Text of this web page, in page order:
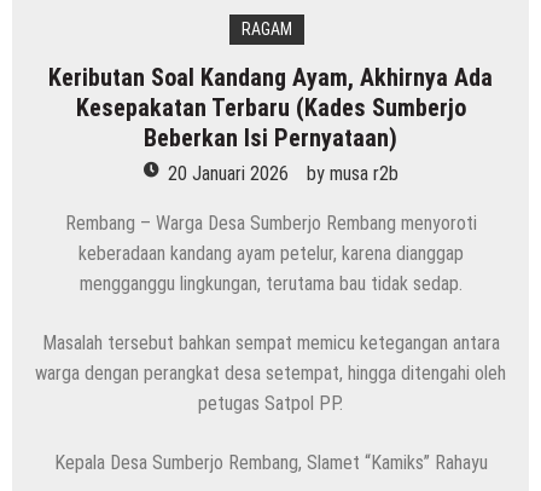
RAGAM
Keributan Soal Kandang Ayam, Akhirnya Ada
Kesepakatan Terbaru (Kades Sumberjo
Beberkan Isi Pernyataan)
20 Januari 2026 by musa r2b
Rembang – Warga Desa Sumberjo Rembang menyoroti
keberadaan kandang ayam petelur, karena dianggap
mengganggu lingkungan, terutama bau tidak sedap.
Masalah tersebut bahkan sempat memicu ketegangan antara
warga dengan perangkat desa setempat, hingga ditengahi oleh
petugas Satpol PP.
Kepala Desa Sumberjo Rembang, Slamet “Kamiks” Rahayu